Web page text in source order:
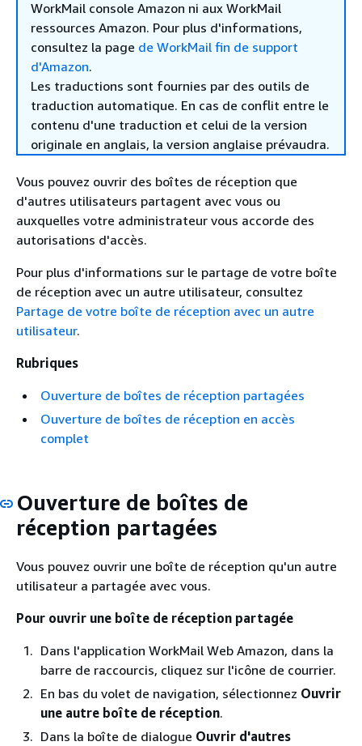
WorkMail console Amazon ni aux WorkMail
ressources Amazon. Pour plus d'informations,
consultez la page de WorkMail fin de support
d'Amazon.
Les traductions sont fournies par des outils de
traduction automatique. En cas de conflit entre le
contenu d'une traduction et celui de la version
originale en anglais, la version anglaise prévaudra.
Vous pouvez ouvrir des boîtes de réception que
d'autres utilisateurs partagent avec vous ou
auxquelles votre administrateur vous accorde des
autorisations d'accès.
Pour plus d'informations sur le partage de votre boîte
de réception avec un autre utilisateur, consultez
Partage de votre boîte de réception avec un autre
utilisateur.
Rubriques
Ouverture de boîtes de réception partagées
Ouverture de boîtes de réception en accès
complet
Ouverture de boîtes de
réception partagées
Vous pouvez ouvrir une boîte de réception qu'un autre
utilisateur a partagée avec vous.
Pour ouvrir une boîte de réception partagée
Dans l'application WorkMail Web Amazon, dans la
barre de raccourcis, cliquez sur l'icône de courrier.
En bas du volet de navigation, sélectionnez Ouvrir
une autre boîte de réception.
Dans la boîte de dialogue Ouvrir d'autres